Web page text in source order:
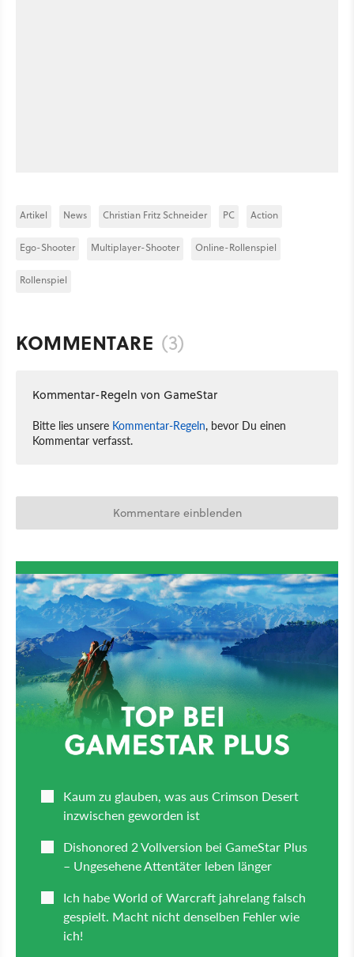
Artikel News Christian Fritz Schneider PC Action
Ego-Shooter Multiplayer-Shooter Online-Rollenspiel
Rollenspiel
KOMMENTARE (3)
Kommentar-Regeln von GameStar
Bitte lies unsere Kommentar-Regeln, bevor Du einen
Kommentar verfasst.
Kommentare einblenden